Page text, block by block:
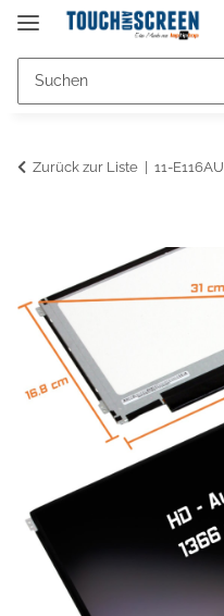
Zurück zur Liste 11-E116AU